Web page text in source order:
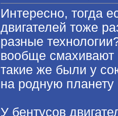
Интересно, тогда
двигателей тоже
разные
вообще смахивают
такие же были у
на родную
У бентусов